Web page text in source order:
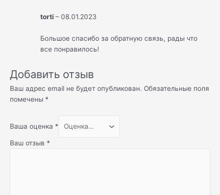
torti – 08.01.2023
Большое спасибо за обратную связь, рады что
все понравилось!
Добавить отзыв
Ваш адрес email не будет опубликован. Обязательные поля
помечены *
Ваша оценка *
Ваш отзыв *